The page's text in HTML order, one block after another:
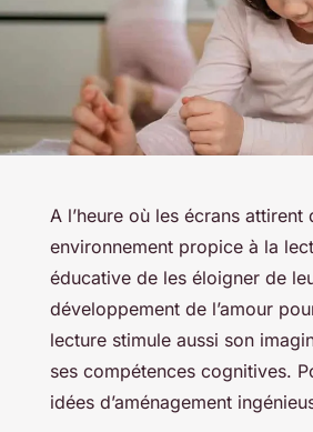
A l’heure où les écrans
environnement propice à la
éducative de les éloigner de
développement de l’amour
lecture stimule aussi son
ses compétences cognitives.
idées d’aménagement